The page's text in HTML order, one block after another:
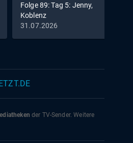
Folge 89: Tag 5: Jenny,
Koblenz
31.07.2026
der TV-Sender. Weitere